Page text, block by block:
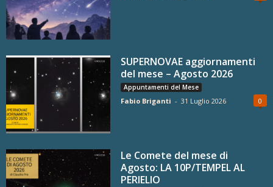
SUPERNOVAE aggiornamenti
del mese – Agosto 2026
Appuntamenti del Mese
Fabio Briganti - 31 Luglio 2026 0
Le Comete del mese di
Agosto: LA 10P/TEMPEL AL
PERIELIO